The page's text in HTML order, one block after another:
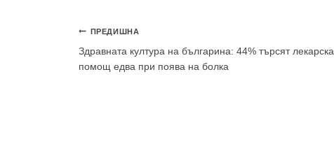
Навигация
ПРЕДИШНА
Здравната култура на българина: 44% търсят лекарска
помощ едва при поява на болка